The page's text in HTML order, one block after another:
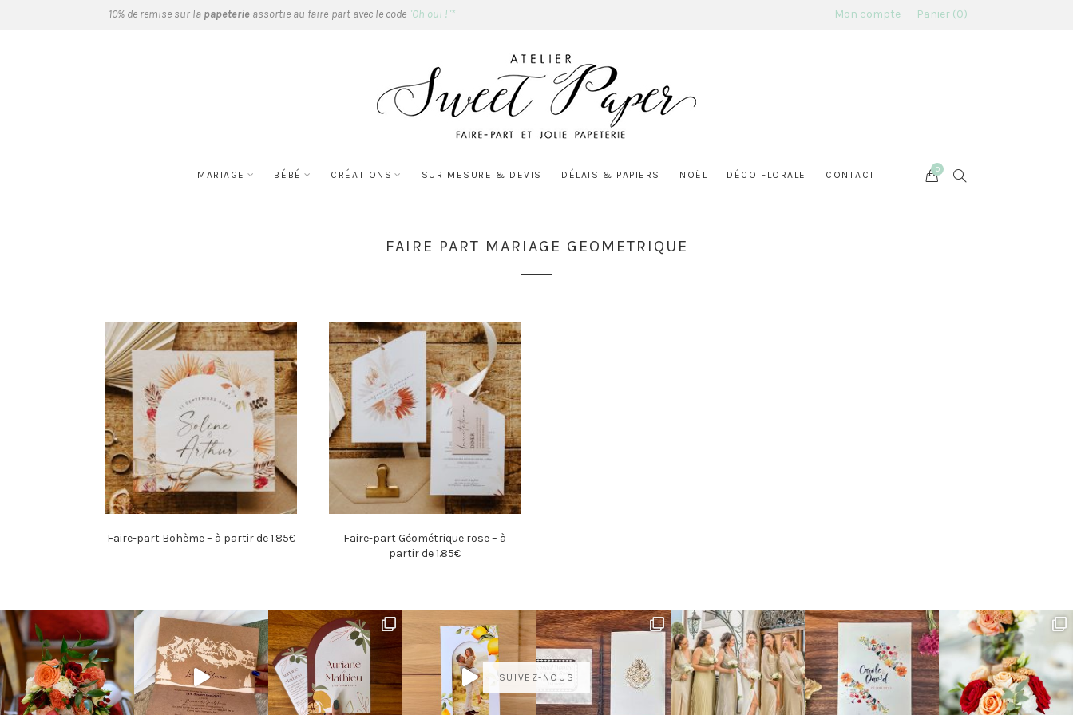
-10% de remise sur la papeterie assortie au faire-part avec le code "Oh oui !"* Mon compte Panier 0
MARIAGE BÉBÉ CRÉATIONS SUR MESURE & DEVIS DÉLAIS & PAPIERS NOËL DÉCO FLORALE CONTACT SEARCH
Cart
0
FAIRE PART MARIAGE GEOMETRIQUE
Faire-part Bohème – à partir de 1.85€
Faire-part Géométrique rose – à
partir de 1.85€
SUIVEZ-NOUS